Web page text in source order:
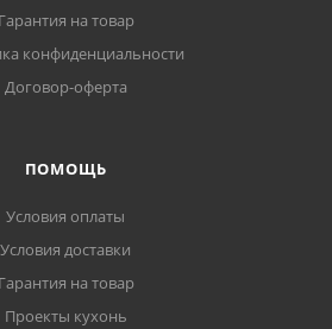
Гарантия на товар
конфиденциальности
Договор-оферта
ПОМОЩЬ
Условия оплаты
Условия доставки
Гарантия на товар
Проекты кухонь